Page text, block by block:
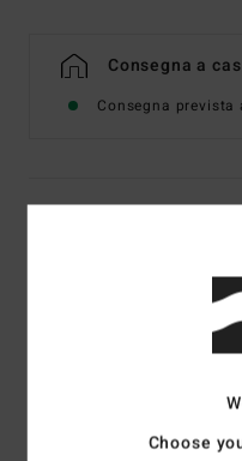
Consegna a
Consegna prevista
Top arricciato con
Tessuto arricciato
Choose